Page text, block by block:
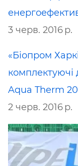
3 черв. 2016 р.
«Біопром
комплектуючі
Aqua Therm
2 черв. 2016 р.